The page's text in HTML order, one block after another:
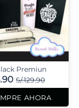
Premiun
S/.129.90
AHORA